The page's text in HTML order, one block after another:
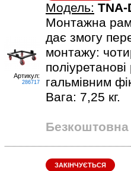
Артикул:
286717
Модель: TNA-
Монтажна
дає змогу
монтажу:
гальмівним
Вага: 7,25 кг.
Безкоштовна
ЗАКІНЧУЄТЬСЯ